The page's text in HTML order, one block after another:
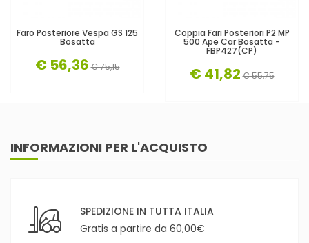
Faro Posteriore Vespa GS 125
Bosatta
€ 56,36 € 75,15
Coppia Fari Posteriori P2 MP
500 Ape Car Bosatta -
FBP427(CP)
€ 41,82 € 55,75
INFORMAZIONI PER L'ACQUISTO
SPEDIZIONE IN TUTTA ITALIA
Gratis a partire da 60,00€